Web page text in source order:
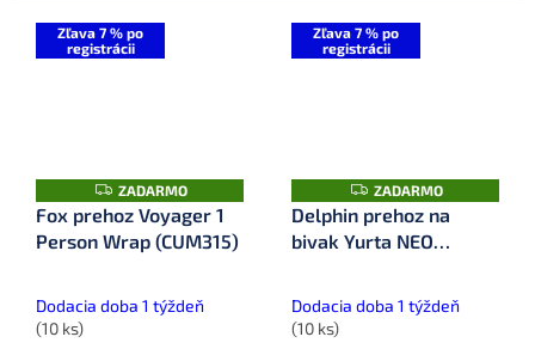
kondenzáciu a...
dažďu, zvyšuje teplo v
zimných...
Zľava 7 % po
registrácii
Z
A
D
A
ZADARMO
Fox prehoz Voyager 1
Person Wrap (CUM315)
Dodacia doba 1 týždeň
(10 ks)
Zľava 7 % po
registrácii
Z
A
D
A
ZADARMO
Delphin prehoz na
bivak Yurta NEO
Dodacia doba 1 týždeň
(10 ks)